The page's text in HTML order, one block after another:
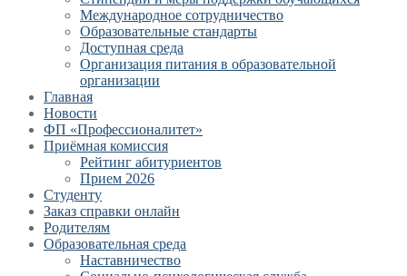
Международное сотрудничество
Образовательные стандарты
Доступная среда
Организация питания в образовательной
организации
Главная
Новости
ФП «Профессионалитет»
Приёмная комиссия
Рейтинг абитуриентов
Прием 2026
Студенту
Заказ справки онлайн
Родителям
Образовательная среда
Наставничество